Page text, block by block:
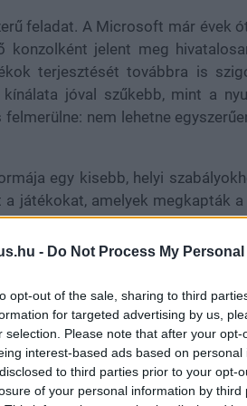
- Do Not Process My
opt-out of the sale, sharing to third
for targeted advertising by us,
selection. Please note that after your
interest-based ads based on
to third parties prior to your opt-
of your personal information by third
feladat. A Microsoft már évek
konzolként jelent meg
terjesztését továbbra is
jóval szűkebb, mint a
nem lehetne
egy kisebb, helyi
játékokat, amelyek megkapták
A Microsoft számára ez
már sokkal nehezebb,
a szabályozás miatt csak
kódnevet is tartalmaz: a
kapcsolódhat, vagyis olyan